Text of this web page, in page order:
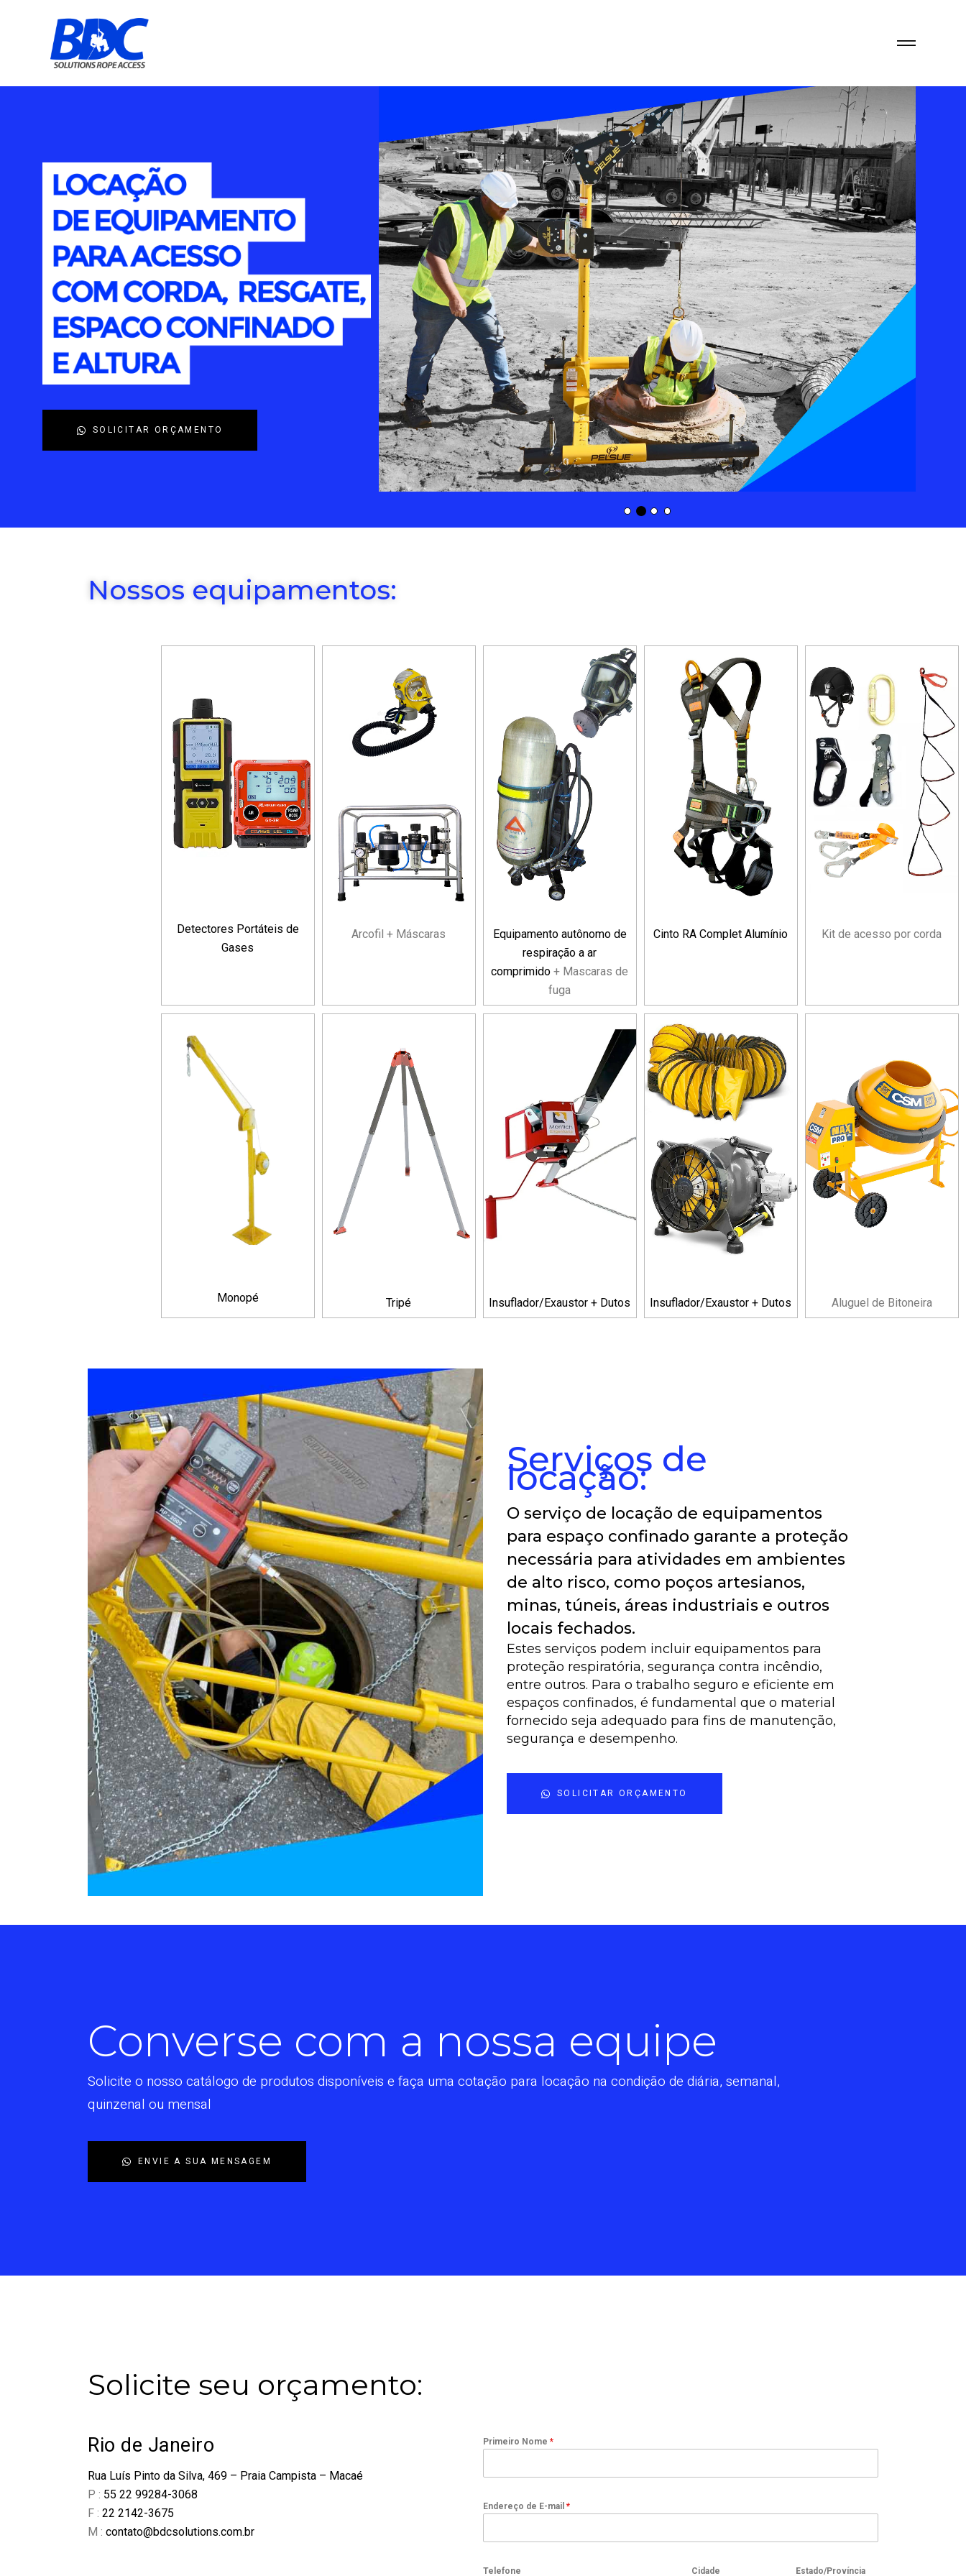
SOLICITAR ORÇAMENTO
Nossos equipamentos:
Detectores Portáteis de
Gases
Arcofil + Máscaras
Equipamento autônomo de
respiração a ar
comprimido+ Mascaras de
fuga
Cinto RA Complet Alumínio Kit de acesso por corda
Monopé Tripé Insuflador/Exaustor + Dutos Insuflador/Exaustor + Dutos Aluguel de Bitoneira
Serviços de
locação:
O serviço de locação de equipamentos
para espaço confinado garante a proteção
necessária para atividades em ambientes
de alto risco, como poços artesianos,
minas, túneis, áreas industriais e outros
locais fechados.
Estes serviços podem incluir equipamentos para
proteção respiratória, segurança contra incêndio,
entre outros. Para o trabalho seguro e eficiente em
espaços confinados, é fundamental que o material
fornecido seja adequado para fins de manutenção,
segurança e desempenho.
SOLICITAR ORÇAMENTO
Converse com a nossa equipe
Solicite o nosso catálogo de produtos disponíveis e faça uma cotação para locação na condição de diária, semanal,
quinzenal ou mensal
ENVIE A SUA MENSAGEM
Solicite seu orçamento:
Rio de Janeiro
Rua Luís Pinto da Silva, 469 – Praia Campista – Macaé
P : 55 22 99284-3068
F : 22 2142-3675
M : contato@bdcsolutions.com.br
Primeiro Nome *
Endereço de E-mail *
Telefone Cidade Estado/Província